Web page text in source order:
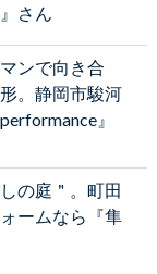
さん
ンで向き合
。静岡市駿河
』
の庭＂。町田
ームなら『隼